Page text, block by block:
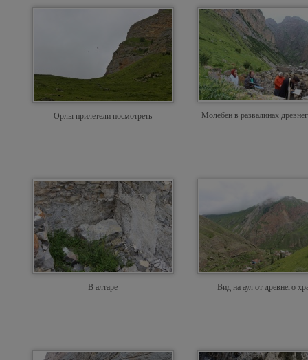
Орлы прилетели посмотреть Молебен в развалинах
В алтаре Вид на аул от древнего